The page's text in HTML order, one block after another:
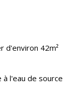
d'environ 42m²
à l'eau de source